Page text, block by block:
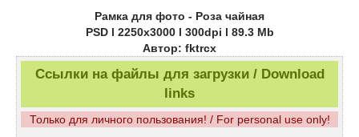
Рамка для фото - Роза чайная
PSD l 2250x3000 l 300dpi l 89.3 Mb
Автор: fktrcx
Ссылки на файлы для загрузки / Download
links
Только для личного пользования! / For personal use only!